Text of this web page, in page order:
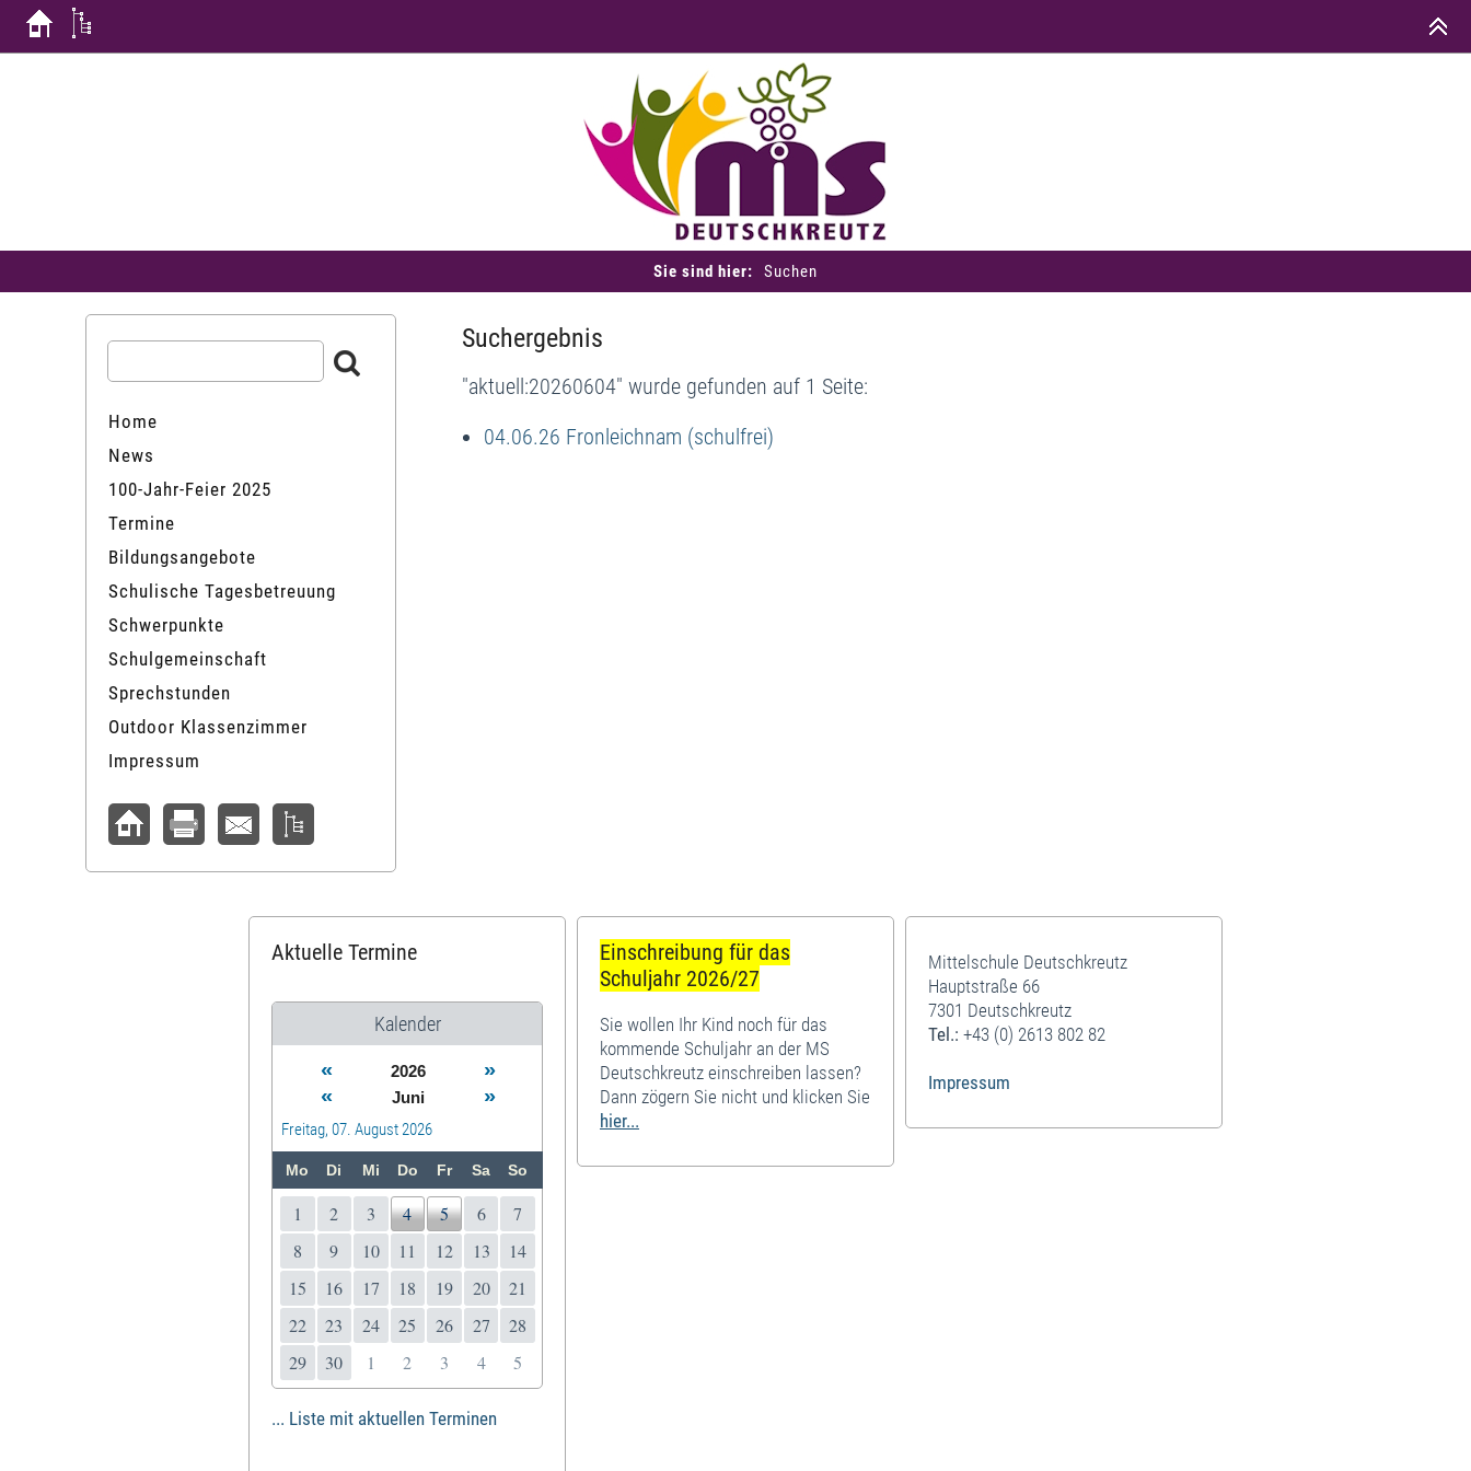
Sie sind hier: Suchen
Suchergebnis
"aktuell:20260604" wurde gefunden auf 1 Seite:
04.06.26 Fronleichnam (schulfrei)
Home
News
100-Jahr-Feier 2025
Termine
Bildungsangebote
Schulische Tagesbetreuung
Schwerpunkte
Schulgemeinschaft
Sprechstunden
Outdoor Klassenzimmer
Impressum
Aktuelle Termine
Kalender
« 2026
»
«
Juni »
Freitag, 07. August 2026
Mo Di Mi Do Fr Sa So
1 2 3 4 5 6
7
8
9 10 11 12 13
14
15
16 17 18 19 20
21
22
23 24 25 26 27
28
29
30 1 2 3 4 5
... Liste mit aktuellen Terminen
Einschreibung für das
Schuljahr 2026/27
Sie wollen Ihr Kind noch für das
kommende Schuljahr an der MS
Deutschkreutz einschreiben lassen?
Dann zögern Sie nicht und klicken Sie
hier...
Mittelschule Deutschkreutz
Hauptstraße 66
7301 Deutschkreutz
Tel.: +43 (0) 2613 802 82
Impressum